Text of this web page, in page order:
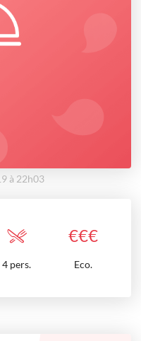
à 22h03
€€€
4 pers. Eco.